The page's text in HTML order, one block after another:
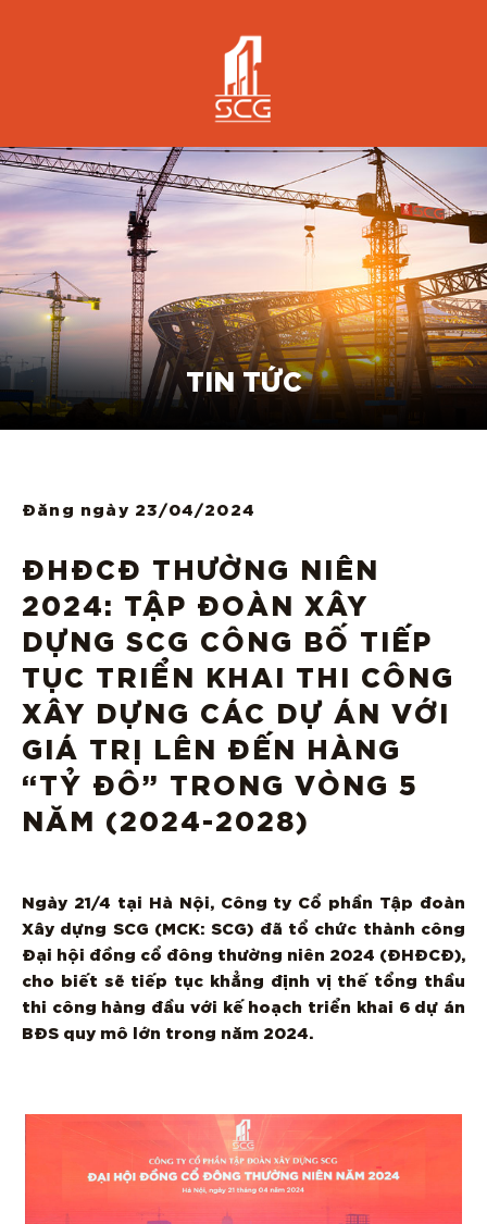
TIN TỨC
Đăng ngày 23/04/2024
ĐHĐCĐ THƯỜNG NIÊN
2024: TẬP ĐOÀN XÂY
DỰNG SCG CÔNG BỐ TIẾP
TỤC TRIỂN KHAI THI CÔNG
XÂY DỰNG CÁC DỰ ÁN VỚI
GIÁ TRỊ LÊN ĐẾN HÀNG
“TỶ ĐÔ” TRONG VÒNG 5
NĂM (2024-2028)
Ngày 21/4 tại Hà Nội, Công ty Cổ phần Tập đoàn
Xây dựng SCG (MCK: SCG) đã tổ chức thành công
Đại hội đồng cổ đông thường niên 2024 (ĐHĐCĐ),
cho biết sẽ tiếp tục khẳng định vị thế tổng thầu
thi công hàng đầu với kế hoạch triển khai 6 dự án
BĐS quy mô lớn trong năm 2024.